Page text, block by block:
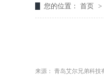
您的位置： 首页 >
来源： 青岛艾尔兄弟科技